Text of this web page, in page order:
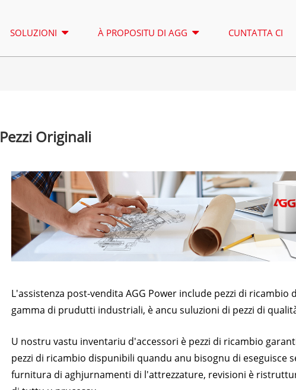
SERIE P 10-220 KVA
SERIE DE 22-250 KVA
SERIE K 7-49 KVA
SERIE V 94-285 KVA
SERIE P 250-1100
SERIE S 275-
SERIE DE 250-825
SERIE H 165-935
SOLUZIONI À PROPOSITU DI AGG CUNTATTA CI
Serie A 16,5-150 kVA
Serie CU 33-300 kVA
Serie DE 22-250 kVA
Serie K 7-49 kVA
Serie V 94-285 kVA
Serie A 165-388kVA
Serie CU 275-850 KVA
Serie S 275-880kVA
Serie DE 250-825 KVA
Serie V 350-800 kVA
Pezzi Originali
L'assistenza post-vendita AGG Power include pezzi di
gamma di prudutti industriali, è ancu suluzioni di pezzi di
U nostru vastu inventariu d'accessori è pezzi di ricambio
pezzi di ricambio dispunibili quandu anu bisognu di eseguisce
furnitura di aghjurnamenti di l'attrezzature, revisioni è